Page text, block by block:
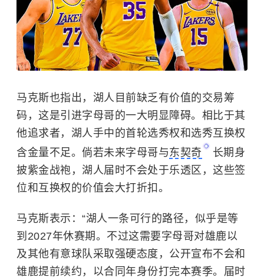
马克斯也指出，湖人目前缺乏有价值的交易筹
码，这是引进字母哥的一大明显障碍。相比于其
他追求者，湖人手中的首轮选秀权和选秀互换权
含金量不足。倘若未来字母哥与东契奇
长期身
披紫金战袍，湖人届时不会处于乐透区，这些签
位和互换权的价值会大打折扣。
马克斯表示：“湖人一条可行的路径，似乎是等
到2027年休赛期。不过这需要字母哥对雄鹿以
及其他有意球队采取强硬态度，公开宣布不会和
雄鹿提前续约，以合同年身份打完本赛季。届时